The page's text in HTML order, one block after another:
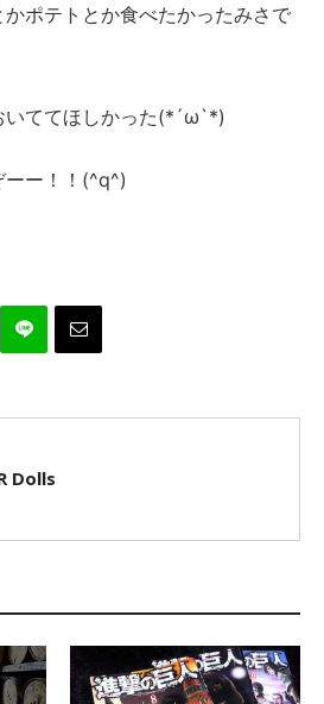
ポテトとか食べたかったみさで
いててほしかった(*´ω`*)
ーー！！(^q^)
Dolls